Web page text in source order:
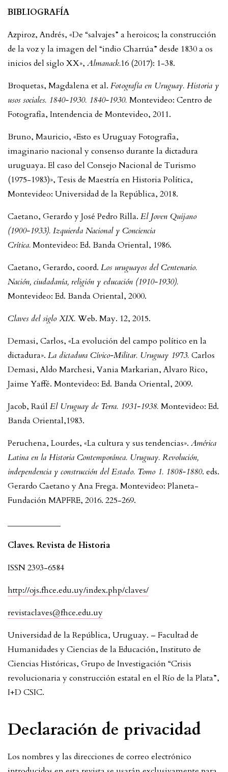
BIBLIOGRAFÍA
Azpiroz, Andrés, «De “salvajes” a heroicos; la construcción
de la voz y la imagen del “indio Charrúa” desde 1830 a os
inicios del siglo XX», Almanack.16 (2017): 1-38.
Broquetas, Magdalena et al. Fotografía en Uruguay. Historia y
usos sociales. 1840-1930. 1840-1930. Montevideo: Centro de
Fotografía, Intendencia de Montevideo, 2011.
Bruno, Mauricio, «Esto es Uruguay Fotografía,
imaginario nacional y consenso durante la dictadura
uruguaya. El caso del Consejo Nacional de Turismo
(1975-1983)», Tesis de Maestría en Historia Política,
Montevideo: Universidad de la República, 2018.
Caetano, Gerardo y José Pedro Rilla. El Joven Quijano
(1900-1933). Izquierda Nacional y Conciencia
Crítica.Montevideo: Ed. Banda Oriental, 1986.
Caetano, Gerardo, coord. Los uruguayos del Centenario.
Nación, ciudadanía, religión y educación (1910-1930).
Montevideo: Ed. Banda Oriental, 2000.
Claves del siglo XIX. Web. May. 12, 2015.
Demasi, Carlos, «La evolución del campo político en la
dictadura». La dictadura Cívico-Militar. Uruguay 1973. Carlos
Demasi, Aldo Marchesi, Vania Markarian, Alvaro Rico,
Jaime Yaffé. Montevideo: Ed. Banda Oriental, 2009.
Jacob, Raúl El Uruguay de Terra. 1931-1938. Montevideo: Ed.
Banda Oriental,1983.
Peruchena, Lourdes, «La cultura y sus tendencias». América
Latina en la Historia Contemporánea. Uruguay. Revolución,
independencia y construcción del Estado. Tomo 1. 1808-1880. eds.
Gerardo Caetano y Ana Frega. Montevideo: Planeta-
Fundación MAPFRE, 2016. 225-269.
Claves. Revista de Historia
ISSN 2393-6584
http://ojs.fhce.edu.uy/index.php/claves/
revistaclaves@fhce.edu.uy
Universidad de la República, Uruguay. – Facultad de
Humanidades y Ciencias de la Educación, Instituto de
Ciencias Históricas, Grupo de Investigación “Crisis
revolucionaria y construcción estatal en el Río de la Plata”,
I+D CSIC.
Declaración de privacidad
Los nombres y las direcciones de correo electrónico